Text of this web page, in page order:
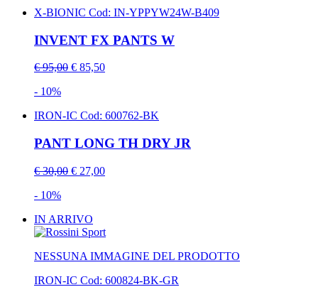
X-BIONIC Cod: IN-YPPYW24W-B409
INVENT FX PANTS W
€ 95,00 € 85,50
- 10%
IRON-IC Cod: 600762-BK
PANT LONG TH DRY JR
€ 30,00 € 27,00
- 10%
IN ARRIVO
NESSUNA IMMAGINE DEL PRODOTTO
IRON-IC Cod: 600824-BK-GR